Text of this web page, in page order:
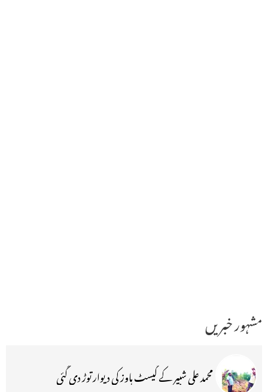
مشہور خبریں
محمد علی شبیر کے گیسٹ ہاوز کی دیوار توڑ دی گئی